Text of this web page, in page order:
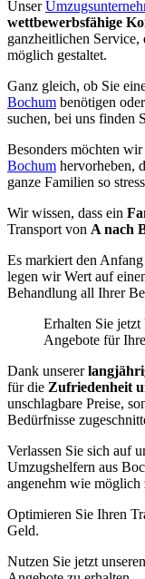
Unser
wettbewerbsfähige
ganzheitlichen
möglich gestaltet.
Ganz gleich, ob Sie
Bochum benötigen
suchen, bei uns finden
Besonders möchten wir
Bochum hervorheben,
ganze Familien so
Wir wissen, dass ein
Transport von A nach
Es markiert den
legen wir Wert auf
Behandlung all Ihrer
Erhalten Sie
Angebote für
Dank unserer
für die Zufriedenheit
unschlagbare Preise,
Bedürfnisse
Verlassen Sie sich auf
Umzugshelfern aus
angenehm wie möglich
Optimieren Sie Ihren
Geld.
Nutzen Sie jetzt